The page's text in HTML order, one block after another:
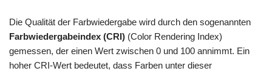
Die Qualität der Farbwiedergabe wird durch den sogenannten
Farbwiedergabeindex (CRI) (Color Rendering Index)
gemessen, der einen Wert zwischen 0 und 100 annimmt. Ein
hoher CRI-Wert bedeutet, dass Farben unter dieser